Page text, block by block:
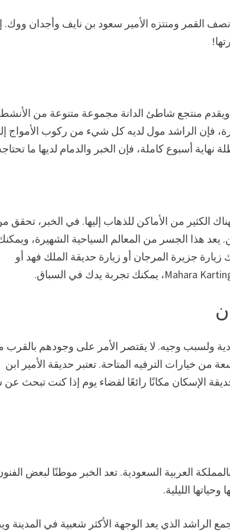
القمر ومنتزه الأمير سعود بن نايف وأجدان ووك.
ويقدم منتجع شاطئ الدانة مجموعة متنوعة من
فإن الراشد مول لديه كل شيء من ركوب الأمواج
أسبوع كاملة، فإن الخبر والدمام لديها ما
الكثير من الأماكن للذهاب إليها. في الخبر، تحقق
يعد هذا الجسر من المعالم السياحية الشهيرة،
جزيرة المرجان أو زيارة حديقة الملك فهد أو
ولسبب وجيه. لا يقتصر الأمر على وجودهم
خيارات الترفيه المتاحة. تعتبر حديقة الأمير ابن
الإسكان مكانًا رائعًا لقضاء يوم إذا كنت تبحث
العربية السعودية. تعد الخبر موطنًا لبعض
الليلية.
الراشد الذي يعد الوجهة الأكثر شعبية في المدينة